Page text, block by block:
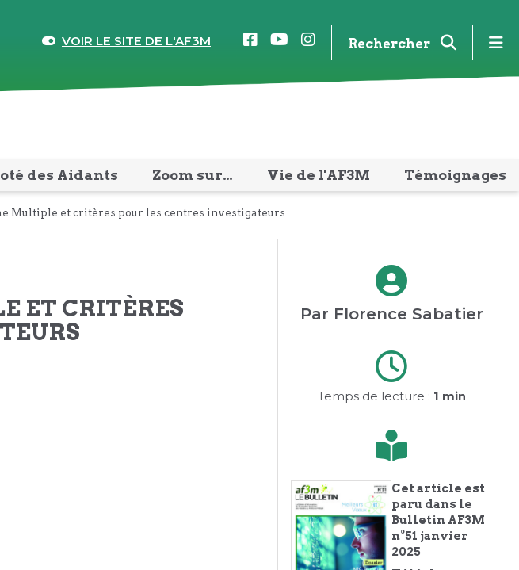
VOIR LE SITE DE L'AF3M FacebookYouTube
Instagram
Rechercher
des Aidants Zoom sur… Vie de l'AF3M Témoignages
Multiple et critères pour les centres investigateurs
ET CRITÈRES
Par Florence Sabatier
Temps de lecture : 1 min
Cet article est
paru dans le
Bulletin AF3M
n°51 janvier
2025